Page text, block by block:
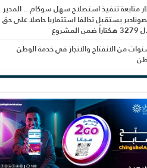
متابعة تنفيذ استصلاح سهل سوكام .. المدير
يستقبل تحالفا استثماريا حاصلا على حق
من الانفتاح والانجاز في خدمة الوطن